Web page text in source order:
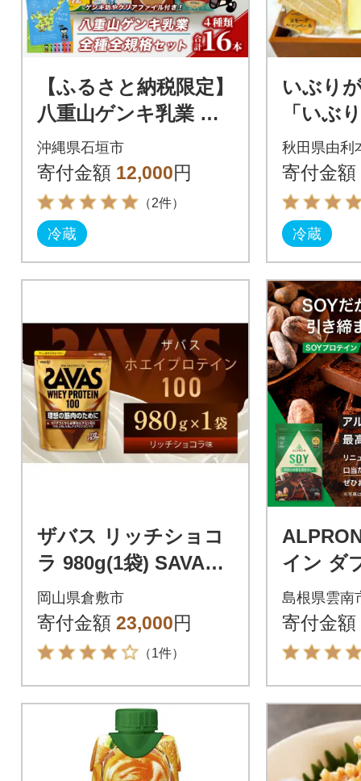
【ふるさと納税限定】
八重山ゲンキ乳業 オ
ールスターセット
沖縄県石垣市
寄付金額 12,000円
（2件）
冷蔵
いぶり
「いぶ
ーズ多
秋田燻
セット」
秋田県由利
寄付金額
冷蔵
ザバス リッチショコ
ラ 980g(1袋) SAVAS
プロテイン 明治プロ
テイン
岡山県倉敷市
寄付金額 23,000円
（1件）
イン ダ
ョコレ
×1個
島根県雲南
寄付金額